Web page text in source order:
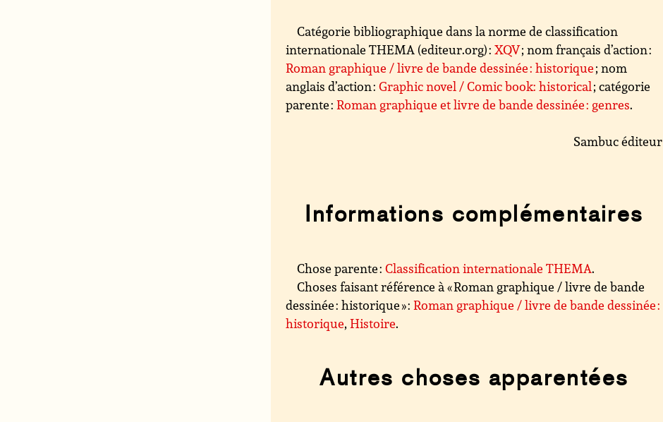
Catégorie bibliographique dans la norme de classification
internationale THEMA (editeur.org) :XQV; nom français d’action :
Roman graphique / livre de bande dessinée : historique; nom
anglais d’action :Graphic novel / Comic book: historical; catégorie
parente :Roman graphique et livre de bande dessinée : genres.
Sambuc éditeur
Informations complémentaires
Chose parente :Classification internationale THEMA.
Choses faisant référence à « Roman graphique / livre de bande
dessinée : historique » :Roman graphique / livre de bande dessinée :
historique,Histoire.
Autres choses apparentées